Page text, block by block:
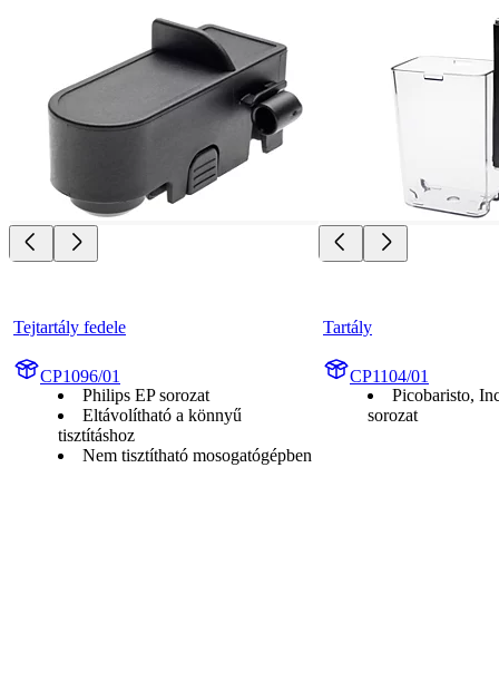
Tejtartály fedele
CP1096/01
Philips EP sorozat
Eltávolítható a könnyű
tisztításhoz
Nem tisztítható mosogatógépben
Tartály
CP1104/01
Picobaristo,
sorozat